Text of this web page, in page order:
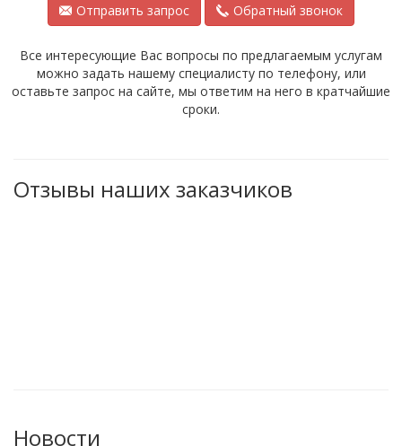
Отправить запрос Обратный звонок
Все интересующие Вас вопросы по предлагаемым услугам
можно задать нашему специалисту по телефону, или
оставьте запрос на сайте, мы ответим на него в кратчайшие
сроки.
Отзывы наших заказчиков
Новости